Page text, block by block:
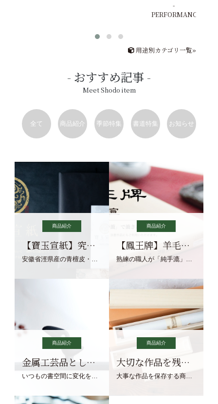
PERFORMANCE
用途別カテゴリ一覧»
おすすめ記事
Meet Shodo item
全て 商品紹介 季節特集 書道特集 お知らせ
商品紹介
【寶玉宣紙】究極の純粋な宣紙を目指す寶玉宣紙
安徽省涇県産の青檀皮・砂田稲藁・清らかな渓流水、熟練手漉き職人の卓越した手漉技術による最高級の純宣紙です。
商品紹介
【鳳王牌】羊毛筆×濃墨での揮毫に最適な宣紙系画仙紙
熟練の職人が「純手漉」で漉きあげる書画紙。宣紙を好まれるお客様向けの棉料単宣に漉きあげました。
商品紹介
金属工芸品としての文鎮
いつもの書空間に変化を与えてくれる、見ているだけで愉しくなる金属工芸品の文鎮をご紹介します。
商品紹介
大切な作品を残す作品保存商品
大事な作品を保存する商品を取りまとめてご紹介ます。